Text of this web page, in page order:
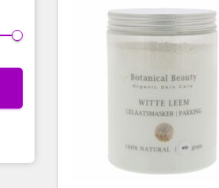
M
p
M
p